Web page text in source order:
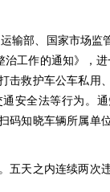
部、国家市场监
工作的通知》，
击救护车公车私用
安全法等行为。
码知晓车辆所属单
天之内连续两次